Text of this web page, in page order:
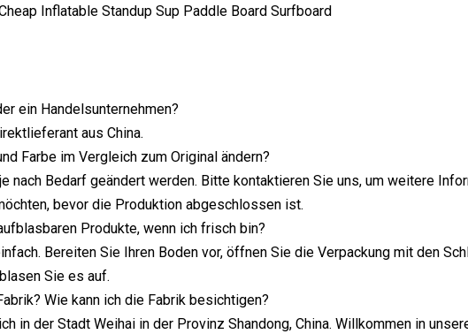
ein Handelsunternehmen?
aus China.
Farbe im Vergleich zum Original ändern?
nach Bedarf geändert werden. Bitte kontaktieren Sie uns, um weitere
bevor die Produktion abgeschlossen ist.
Produkte, wenn ich frisch bin?
Bereiten Sie Ihren Boden vor, öffnen Sie die Verpackung mit den
Sie es auf.
Wie kann ich die Fabrik besichtigen?
in der Stadt Weihai in der Provinz Shandong, China. Willkommen in